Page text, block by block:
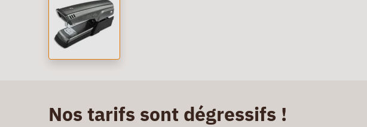
Nos tarifs sont dégressifs !